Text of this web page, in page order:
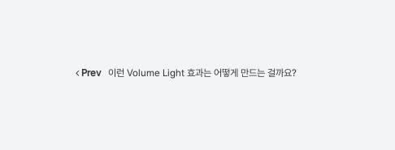
Prev 이런 Volume Light 효과는 어떻게 만드는 걸까요?